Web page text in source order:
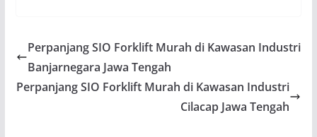
Perpanjang SIO Forklift Murah di Kawasan Industri
Banjarnegara Jawa Tengah
Perpanjang SIO Forklift Murah di Kawasan Industri
Cilacap Jawa Tengah